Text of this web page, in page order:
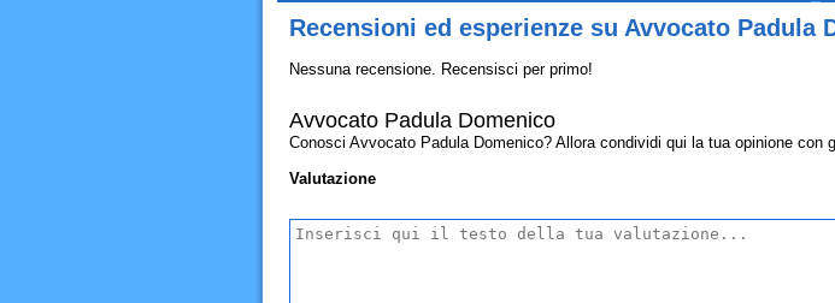
Recensioni ed esperienze su Avvocato Padula
Nessuna recensione. Recensisci per primo!
Avvocato Padula Domenico
Conosci Avvocato Padula Domenico? Allora condividi qui la tua opinione con
Valutazione